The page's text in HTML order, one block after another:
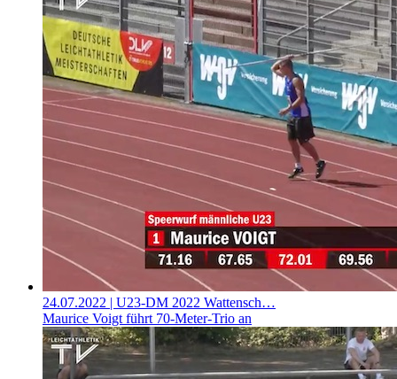
24.07.2022 | U23-DM 2022 Wattensch…
Maurice Voigt führt 70-Meter-Trio an